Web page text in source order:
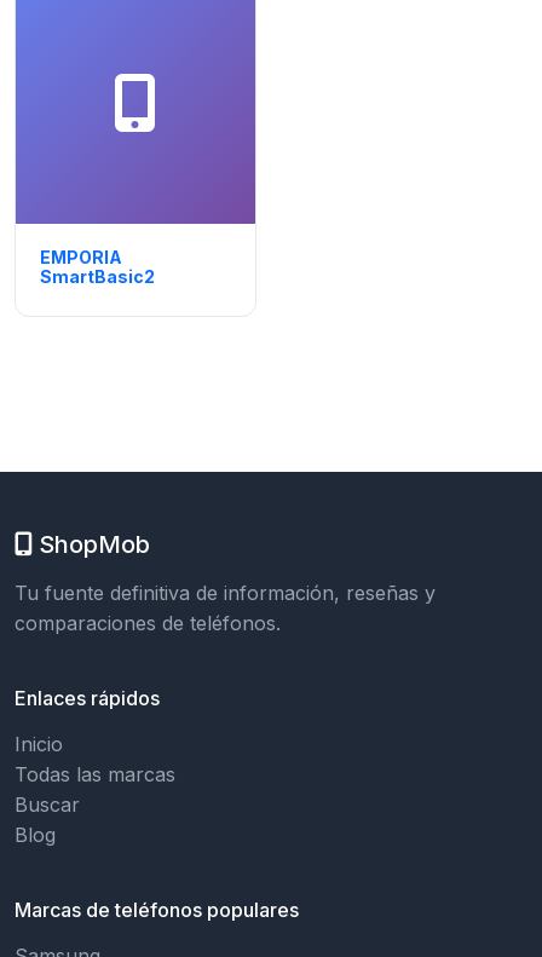
EMPORIA
SmartBasic2
ShopMob
Tu fuente definitiva de información, reseñas y
comparaciones de teléfonos.
Enlaces rápidos
Inicio
Todas las marcas
Buscar
Blog
Marcas de teléfonos populares